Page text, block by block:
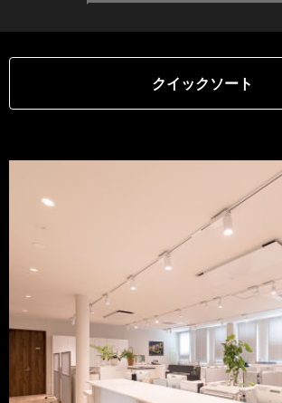
クイックソート